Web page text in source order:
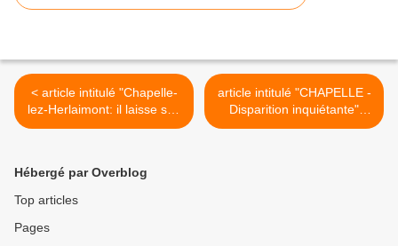
< article intitulé "Chapelle-
lez-Herlaimont: il laisse son
ami mourir d'une overdose,
Internet du journal
article intitulé "CHAPELLE -
Disparition inquiétante"
paru dans le journal "La
Hébergé par Overblog
Top articles
Pages